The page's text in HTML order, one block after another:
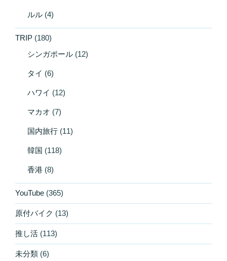
ルル (4)
TRIP (180)
シンガポール (12)
タイ (6)
ハワイ (12)
マカオ (7)
国内旅行 (11)
韓国 (118)
香港 (8)
YouTube (365)
原付バイク (13)
推し活 (113)
未分類 (6)